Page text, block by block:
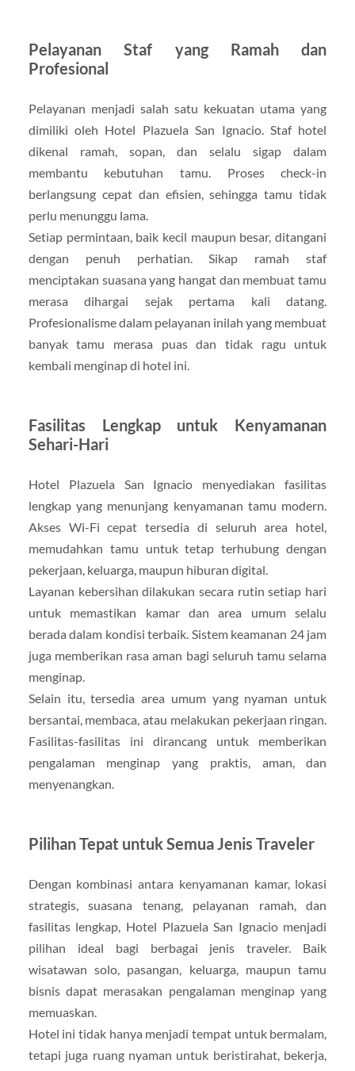
Pelayanan Staf yang Ramah dan
Profesional
Pelayanan menjadi salah satu kekuatan utama yang
dimiliki oleh Hotel Plazuela San Ignacio. Staf hotel
dikenal ramah, sopan, dan selalu sigap dalam
membantu kebutuhan tamu. Proses check-in
berlangsung cepat dan efisien, sehingga tamu tidak
perlu menunggu lama.
Setiap permintaan, baik kecil maupun besar, ditangani
dengan penuh perhatian. Sikap ramah staf
menciptakan suasana yang hangat dan membuat tamu
merasa dihargai sejak pertama kali datang.
Profesionalisme dalam pelayanan inilah yang membuat
banyak tamu merasa puas dan tidak ragu untuk
kembali menginap di hotel ini.
Fasilitas Lengkap untuk Kenyamanan
Sehari-Hari
Hotel Plazuela San Ignacio menyediakan fasilitas
lengkap yang menunjang kenyamanan tamu modern.
Akses Wi-Fi cepat tersedia di seluruh area hotel,
memudahkan tamu untuk tetap terhubung dengan
pekerjaan, keluarga, maupun hiburan digital.
Layanan kebersihan dilakukan secara rutin setiap hari
untuk memastikan kamar dan area umum selalu
berada dalam kondisi terbaik. Sistem keamanan 24 jam
juga memberikan rasa aman bagi seluruh tamu selama
menginap.
Selain itu, tersedia area umum yang nyaman untuk
bersantai, membaca, atau melakukan pekerjaan ringan.
Fasilitas-fasilitas ini dirancang untuk memberikan
pengalaman menginap yang praktis, aman, dan
menyenangkan.
Pilihan Tepat untuk Semua Jenis Traveler
Dengan kombinasi antara kenyamanan kamar, lokasi
strategis, suasana tenang, pelayanan ramah, dan
fasilitas lengkap, Hotel Plazuela San Ignacio menjadi
pilihan ideal bagi berbagai jenis traveler. Baik
wisatawan solo, pasangan, keluarga, maupun tamu
bisnis dapat merasakan pengalaman menginap yang
memuaskan.
Hotel ini tidak hanya menjadi tempat untuk bermalam,
tetapi juga ruang nyaman untuk beristirahat, bekerja,